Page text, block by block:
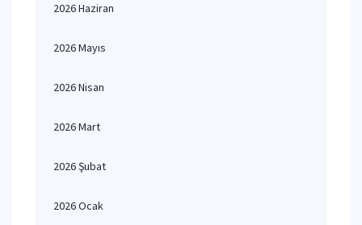
2026 Haziran
2026 Mayıs
2026 Nisan
2026 Mart
2026 Şubat
2026 Ocak